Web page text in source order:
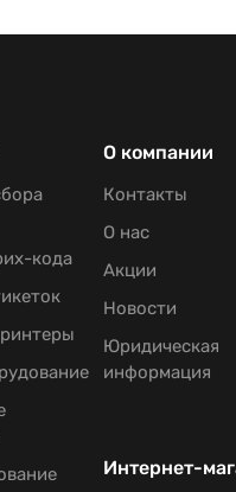
кода
О компании
Контакты
О нас
Акции
Новости
Юридическая
информация
Интернет-